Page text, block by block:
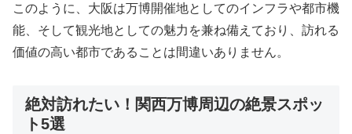
このように、大阪は万博開催地としてのインフラや都市機
能、そして観光地としての魅力を兼ね備えており、訪れる
価値の高い都市であることは間違いありません。
絶対訪れたい！関西万博周辺の絶景スポッ
ト5選